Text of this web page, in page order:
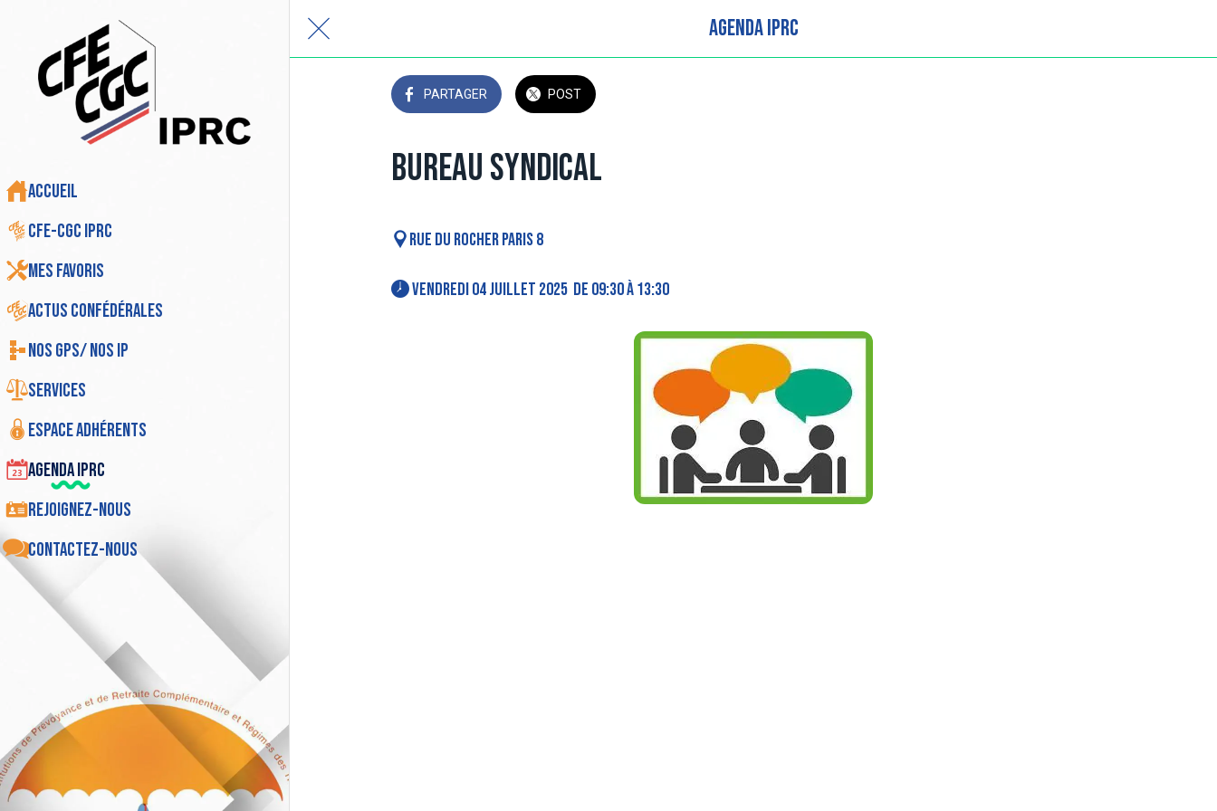
Accueil
CFE-CGC IPRC
Mes favoris
Actus Confédérales
Nos GPS/ Nos IP
Services
Espace adhérents
Agenda IPRC
Rejoignez-nous
Contactez-nous
Agenda IPRC
PARTAGER POST
Bureau Syndical
Rue du Rocher Paris 8
vendredi 04 juillet 2025  de 09:30 à 13:30